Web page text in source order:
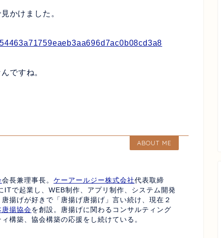
かけました。
ですね。
ABOUT ME
会長兼理事長。 ケーアールジー株式会社代表取締
ITで起業し、WEB制作、アプリ制作、システム開発
揚げが好きで「唐揚げ唐揚げ」言い続け、現在２
唐揚協会を創設。唐揚げに関わるコンサルティング
構築、協会構築の応援をし続けている。